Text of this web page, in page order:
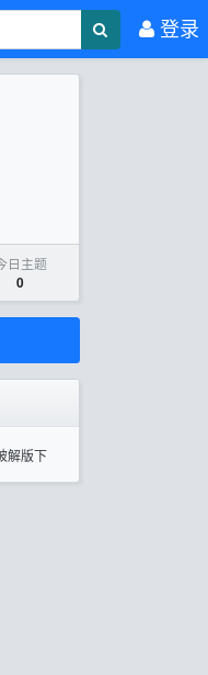
登录
日主题
0
解版下